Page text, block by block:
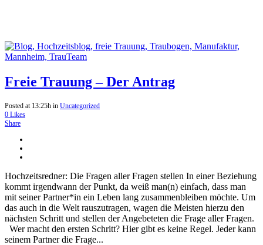
Freie Trauung – Der Antrag
Posted at 13:25h in Uncategorized
0 Likes
Share
Hochzeitsredner: Die Fragen aller Fragen stellen In einer Beziehung
kommt irgendwann der Punkt, da weiß man(n) einfach, dass man
mit seiner Partner*in ein Leben lang zusammenbleiben möchte. Um
das auch in die Welt rauszutragen, wagen die Meisten hierzu den
nächsten Schritt und stellen der Angebeteten die Frage aller Fragen.
Wer macht den ersten Schritt? Hier gibt es keine Regel. Jeder kann
seinem Partner die Frage...